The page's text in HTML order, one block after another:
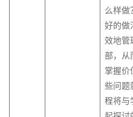
么样做
好的做
效地管
部，从
掌握价
些问题
程将与